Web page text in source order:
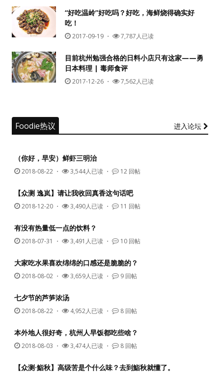
记住我的登录状态
“好吃温岭”好吃吗？好吃，海鲜烧得确实好
吃！
2017-09-19 ・ 7,787人已读
目前杭州勉强合格的日料小店只有这家——勇
日本料理 | 毒师食评
2017-12-26 ・ 7,562人已读
Foodie热议 进入论坛
（你好，早安）鲜虾三明治
2018-08-22 ・ 3,544人已读 ・ 12 回帖
【众测 逸岚】请让我收回真香这句话吧
2018-12-20 ・ 3,490人已读 ・ 11 回帖
有没有热量低一点的饮料？
2018-07-31 ・ 3,491人已读 ・ 10 回帖
大家吃水果喜欢绵绵的口感还是脆脆的？
2018-08-02 ・ 3,659人已读 ・ 9 回帖
七夕节的芦笋浓汤
2018-08-22 ・ 4,952人已读 ・ 8 回帖
本外地人很好奇，杭州人早饭都吃些啥？
2018-08-03 ・ 3,474人已读 ・ 8 回帖
【众测·鮨秋】高级苦是个什么味？去到鮨秋就懂了。